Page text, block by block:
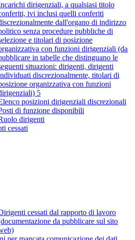
dirigenziali, a qualsiasi titolo
ivi inclusi quelli conferiti
dall'organo di indirizzo
senza procedure pubbliche di
e titolari di posizione
con funzioni dirigenziali (da
in tabelle che distinguano le
situazioni: dirigenti, dirigenti
discrezionalmente, titolari di
organizzativa con funzioni
5
posizioni dirigenziali discrezionali
di funzione disponibili
dirigenti
cessati
cessati dal rapporto di lavoro
da pubblicare sul sito